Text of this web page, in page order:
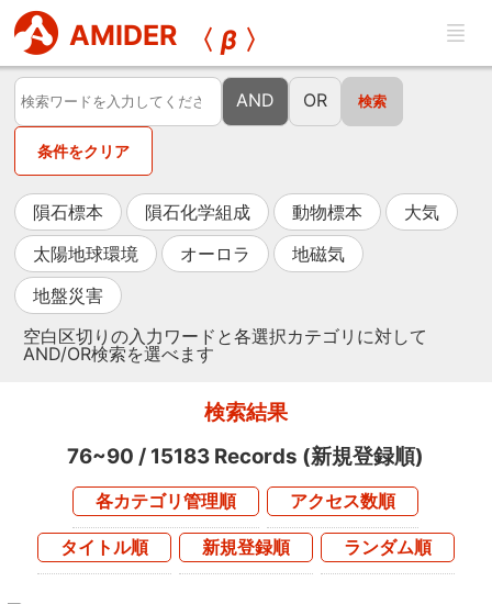
AMIDER 〈β 〉
AND OR
条件をクリア
隕石標本 隕石化学組成 動物標本
大気
太陽地球環境
オーロラ
地磁気
地盤災害
空白区切りの入力ワードと各選択カテゴリに対して
AND/OR検索を選べます
検索結果
76~90 / 15183 Records (新規登録順)
各カテゴリ管理順 アクセス数順
タイトル順 新規登録順 ランダム順